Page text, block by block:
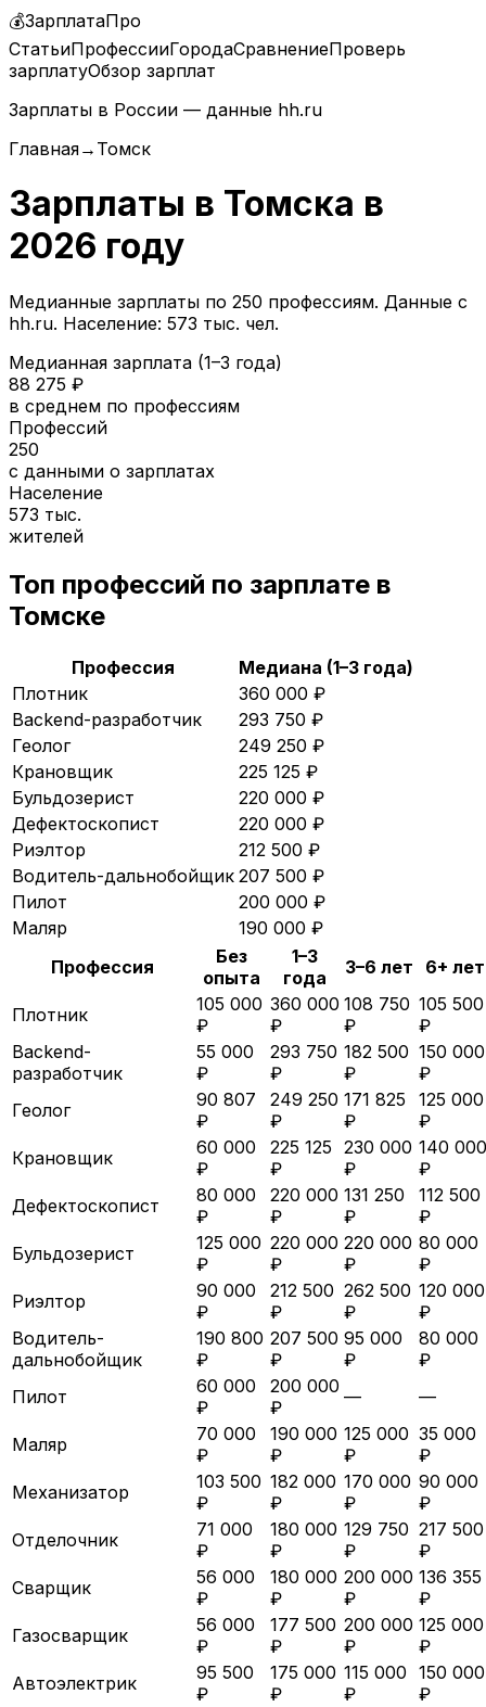
💰ЗарплатаПро
СтатьиПрофессииГородаСравнениеПроверь
зарплатуОбзор зарплат
Зарплаты в России — данные hh.ru
Главная→ Томск
Зарплаты в Томска в
2026 году
Медианные зарплаты по 250 профессиям. Данные с
hh.ru. Население: 573 тыс. чел.
Медианная зарплата (1–3 года)
88 275 ₽
в среднем по профессиям
Профессий
250
с данными о зарплатах
Население
573 тыс.
жителей
Топ профессий по зарплате в
Томске
Профессия
Медиана (1–3 года)
Плотник
360 000 ₽
Backend-разработчик
293 750 ₽
Геолог
249 250 ₽
Крановщик
225 125 ₽
Бульдозерист
220 000 ₽
Дефектоскопист
220 000 ₽
Риэлтор
212 500 ₽
Водитель-дальнобойщик 207 500 ₽
Пилот
200 000 ₽
Маляр
190 000 ₽
Профессия
Без
опыта
1–3
года
3–6 лет 6+ лет
Плотник
105 000
₽
360 000
₽
108 750
₽
105 500
₽
Backend-
разработчик
55 000
₽
293 750
₽
182 500
₽
150 000
₽
Геолог
90 807
₽
249 250
₽
171 825
₽
125 000
₽
Крановщик
60 000
₽
225 125
₽
230 000
₽
140 000
₽
Дефектоскопист
80 000
₽
220 000
₽
131 250
₽
112 500
₽
Бульдозерист
125 000
₽
220 000
₽
220 000
₽
80 000
₽
Риэлтор
90 000
₽
212 500
₽
262 500
₽
120 000
₽
Водитель-
дальнобойщик
190 800
₽
207 500
₽
95 000
₽
80 000
₽
Пилот
60 000
₽
200 000
₽
— —
Маляр
70 000
₽
190 000
₽
125 000
₽
35 000
₽
Механизатор
103 500
₽
182 000
₽
170 000
₽
90 000
₽
Отделочник
71 000
₽
180 000
₽
129 750
₽
217 500
₽
Сварщик
56 000
₽
180 000
₽
200 000
₽
136 355
₽
Газосварщик
56 000
₽
177 500
₽
200 000
₽
125 000
₽
Автоэлектрик
95 500
₽
175 000
₽
115 000
₽
150 000
₽